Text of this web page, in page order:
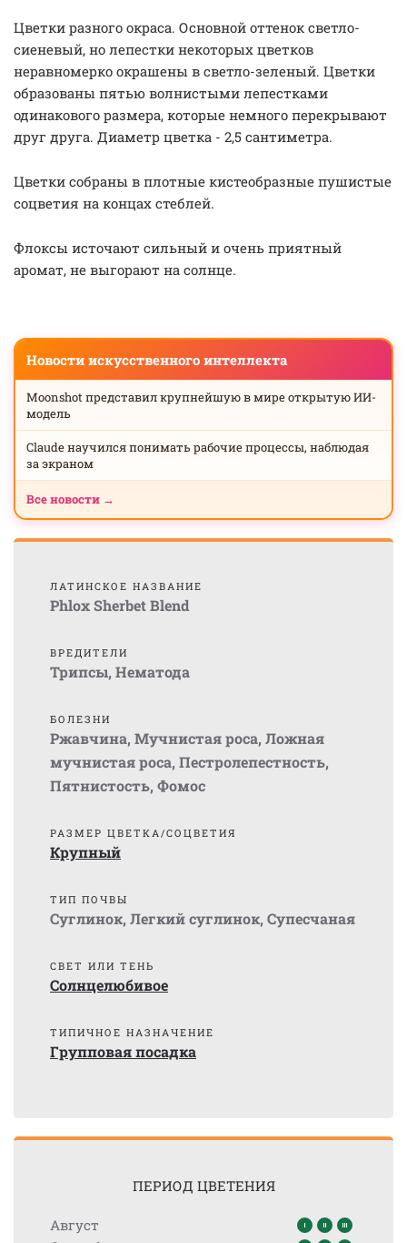
Цветки разного окраса. Основной оттенок светло-
сиеневый, но лепестки некоторых цветков
неравномерко окрашены в светло-зеленый. Цветки
образованы пятью волнистыми лепестками
одинакового размера, которые немного перекрывают
друг друга. Диаметр цветка - 2,5 сантиметра.
Цветки собраны в плотные кистеобразные пушистые
соцветия на концах стеблей.
Флоксы источают сильный и очень приятный
аромат, не выгорают на солнце.
Новости искусственного интеллекта
Moonshot представил крупнейшую в мире открытую ИИ-
модель
Claude научился понимать рабочие процессы, наблюдая
за экраном
Все новости →
ЛАТИНСКОЕ НАЗВАНИЕ
Phlox Sherbet Blend
ВРЕДИТЕЛИ
Трипсы, Нематода
БОЛЕЗНИ
Ржавчина, Мучнистая роса, Ложная
мучнистая роса, Пестролепестность,
Пятнистость, Фомос
РАЗМЕР ЦВЕТКА/СОЦВЕТИЯ
Крупный
ТИП ПОЧВЫ
Суглинок, Легкий суглинок, Супесчаная
СВЕТ ИЛИ ТЕНЬ
Солнцелюбивое
ТИПИЧНОЕ НАЗНАЧЕНИЕ
Групповая посадка
ПЕРИОД ЦВЕТЕНИЯ
Август